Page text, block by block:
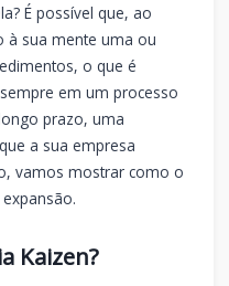
É possível que, ao
à sua mente uma ou
o que é
em um processo
prazo, uma
a sua empresa
vamos mostrar como o
Kaizen?